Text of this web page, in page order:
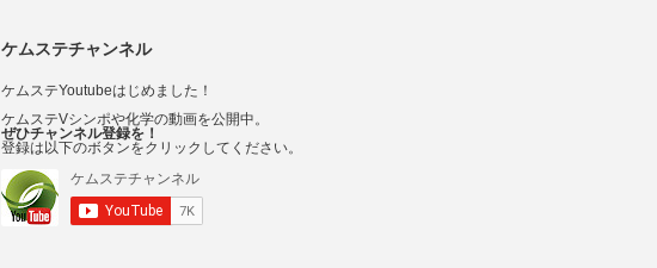
ケムステチャンネル
ケムステYoutubeはじめました！
ケムステVシンポや化学の動画を公開中。
ぜひチャンネル登録を！
登録は以下のボタンをクリックしてください。